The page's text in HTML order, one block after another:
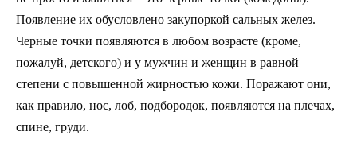
Появление их обусловлено закупоркой сальных желез.
Черные точки появляются в любом возрасте (кроме,
пожалуй, детского) и у мужчин и женщин в равной
степени с повышенной жирностью кожи. Поражают они,
как правило, нос, лоб, подбородок, появляются на плечах,
спине, груди.